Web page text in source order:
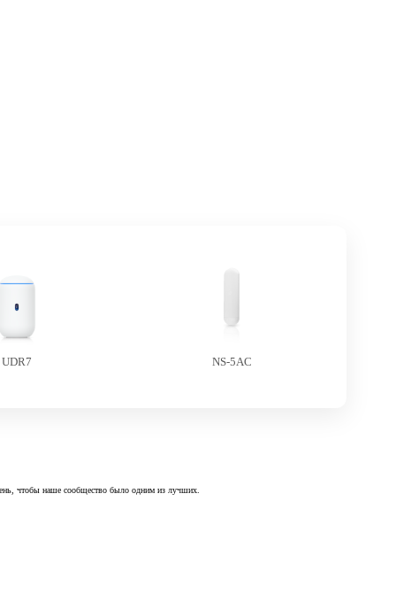
UDR7 NS-5AC
чтобы наше сообщество было одним из лучших.